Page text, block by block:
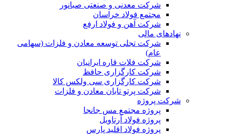
شرکت معدنی و صنعتی صبانور
مجتمع فولاد خراسان
شرکت آهن و فولاد ارفع
نهادهای مالی
شرکت تجلی توسعه معادن و فلزات (سهامی
عام)
شرکت فلات قاره ایرانیان
شرکت کارگزاری حافظ
شرکت کارگزاری سی ولکس کالا
شرکت پرتو تابان معادن و فلزات
شرکت پروژه
پروژه مجتمع مس جانجا
پروژه فولاد آرتاویل
پروژه فولاد اقلید پارس